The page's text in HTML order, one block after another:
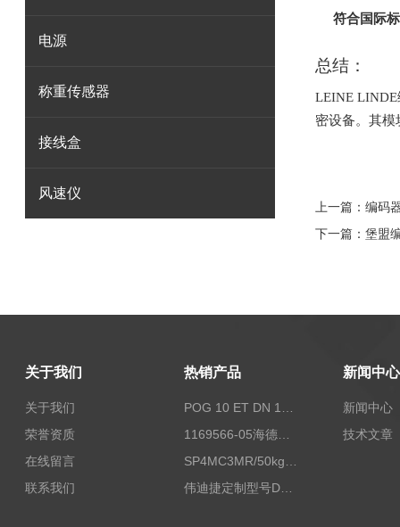
电源
称重传感器
接线盒
风速仪
符合国际
总结：
LEINE
密设备。其
上一篇： 编码
下一篇： 堡盟
关于我们
关于我们
荣誉资质
在线留言
联系我们
热销产品
1169566-05海德汉西门子编码器现货
伟迪捷定制型号DHM506-5000-002
新闻中心
新闻中心
技术文章